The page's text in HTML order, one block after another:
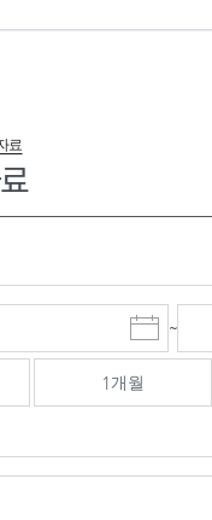
공식 전자정부 누리집입니다.
료
시
작
일
선
~
1개월